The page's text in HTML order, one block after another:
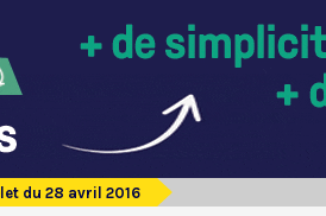
du 28 avril 2016